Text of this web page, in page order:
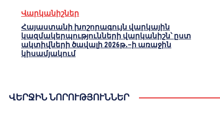
Վարկանիշներ
Հայաստանի խոշորագույն վարկային
կազմակերպությունների վարկանիշն՝ ըստ
ակտիվների ծավալի 2026թ․–ի առաջին
կիսամյակում
ՎԵՐՋԻՆ ՆՈՐՈՒԹՅՈՒՆՆԵՐ